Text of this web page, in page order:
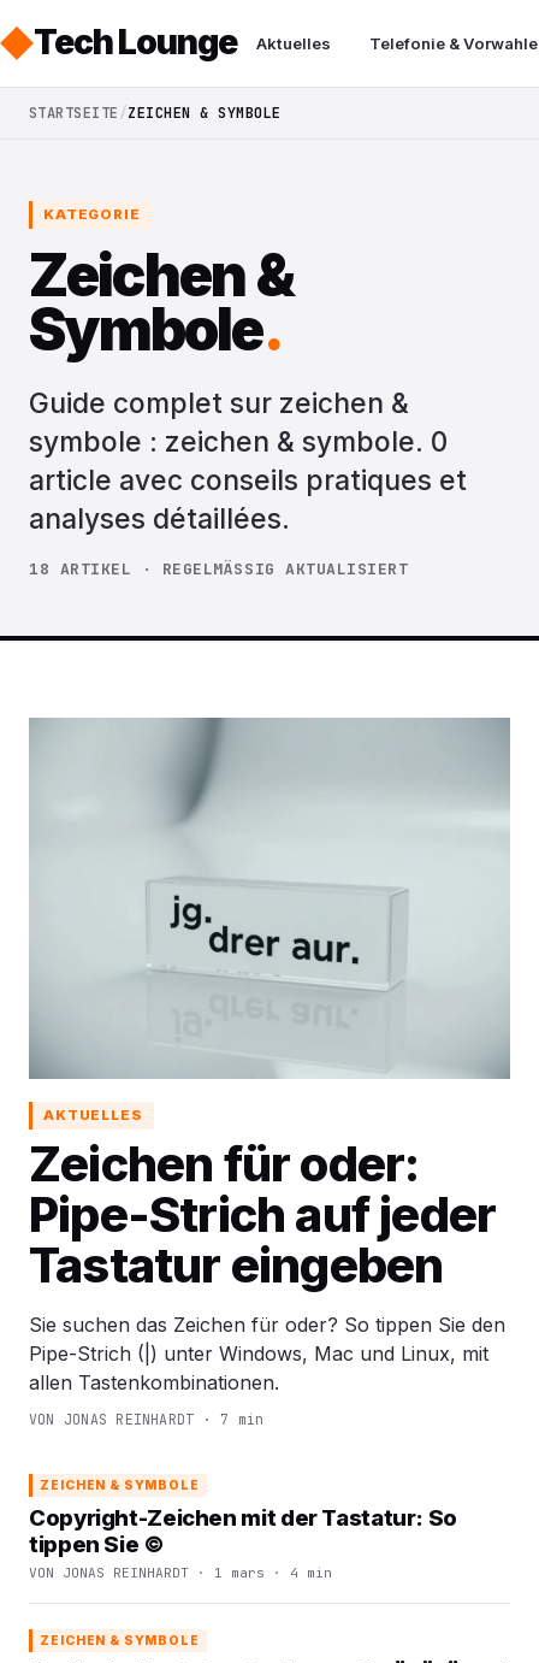
Tech Lounge Aktuelles Telefonie &
STARTSEITE ZEICHEN & SYMBOLE
KATEGORIE
Zeichen &
Symbole.
Guide complet sur zeichen &
symbole : zeichen & symbole. 0
article avec conseils pratiques et
analyses détaillées.
18 ARTIKEL · REGELMÄSSIG AKTUALISIERT
AKTUELLES
Zeichen für oder:
Pipe-Strich auf jeder
Tastatur eingeben
Sie suchen das Zeichen für oder? So tippen Sie den
Pipe-Strich (|) unter Windows, Mac und Linux, mit
allen Tastenkombinationen.
VON JONAS REINHARDT · 7 min
ZEICHEN & SYMBOLE
Copyright-Zeichen mit der Tastatur: So
tippen Sie ©
VON JONAS REINHARDT · 1 mars · 4 min
ZEICHEN & SYMBOLE